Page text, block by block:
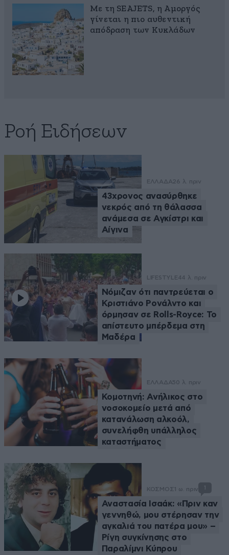
Με τη SEAJETS, η Αμοργός
γίνεται η πιο αυθεντική
απόδραση των Κυκλάδων
Ροή Ειδήσεων
ΕΛΛΑΔΑ26 λ. πριν
43χρονος ανασύρθηκε
νεκρός από τη θάλασσα
ανάμεσα σε Αγκίστρι και
Αίγινα
LIFESTYLE44 λ. πριν
Νόμιζαν ότι παντρεύεται ο
Κριστιάνο Ρονάλντο και
όρμησαν σε Rolls-Royce: Το
απίστευτο μπέρδεμα στη
Μαδέρα
ΕΛΛΑΔΑ50 λ. πριν
Κομοτηνή: Ανήλικος στο
νοσοκομείο μετά από
κατανάλωση αλκοόλ,
συνελήφθη υπάλληλος
καταστήματος
ΚΟΣΜΟΣ 1 ω. πριν 1
Αναστασία Ισαάκ: «Πριν καν
γεννηθώ, μου στέρησαν την
αγκαλιά του πατέρα μου» –
Ρίγη συγκίνησης στο
Παραλίμνι Κύπρου